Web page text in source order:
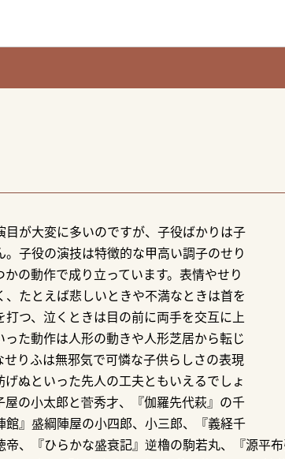
目が大変に多いのですが、子役ばかりは子
子役の演技は特徴的な甲高い調子のせり
の動作で成り立っています。表情やせり
、たとえば悲しいときや不満なときは首を
つ、泣くときは目の前に両手を交互に上
た動作は人形の動きや人形芝居から転じ
りふは無邪気で可憐な子供らしさの表現
げぬといった先人の工夫ともいえるでしょ
屋の小太郎と菅秀才、『伽羅先代萩』の千
館』盛綱陣屋の小四郎、小三郎、『義経千
帝、『ひらかな盛衰記』逆櫓の駒若丸、『源平